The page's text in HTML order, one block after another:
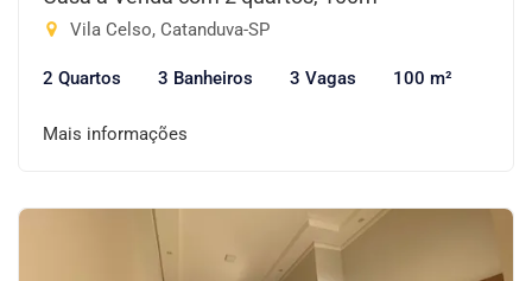
Vila Celso, Catanduva-SP
2 Quartos 3 Banheiros 3 Vagas 100 m²
Mais informações